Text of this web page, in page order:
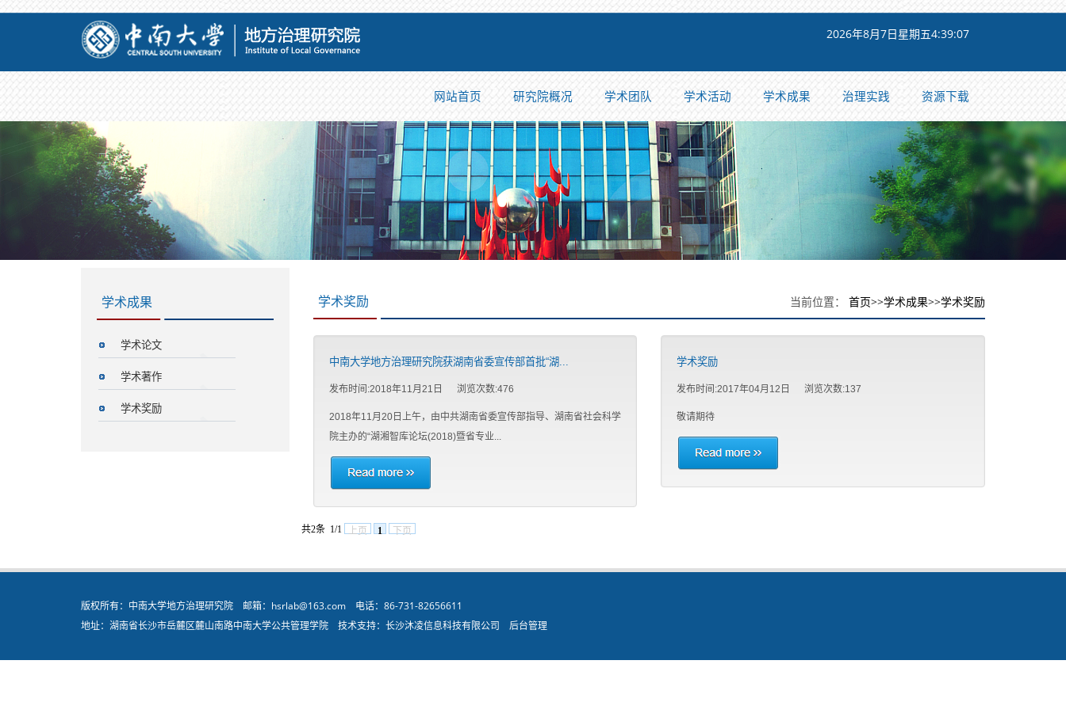
2026年8月7日星期五4:39:08
网站首页 研究院概况 学术团队 学术活动 学术成果 治理实践 资源下载
学术成果
学术论文
学术著作
学术奖励
学术奖励 当前位置： 首页>>学术成果>>学术奖励
中南大学地方治理研究院获湖南省委宣传部首批“湖...
发布时间:2018年11月21日 浏览次数:476
2018年11月20日上午，由中共湖南省委宣传部指导、湖南省社会科学
院主办的“湖湘智库论坛(2018)暨省专业...
学术奖励
发布时间:2017年04月12日 浏览次数:137
敬请期待
共2条 1/1 上页 1 下页
版权所有：中南大学地方治理研究院 邮箱：hsrlab@163.com 电话：86-731-82656611
地址：湖南省长沙市岳麓区麓山南路中南大学公共管理学院 技术支持：长沙沐凌信息科技有限公司
后台管理